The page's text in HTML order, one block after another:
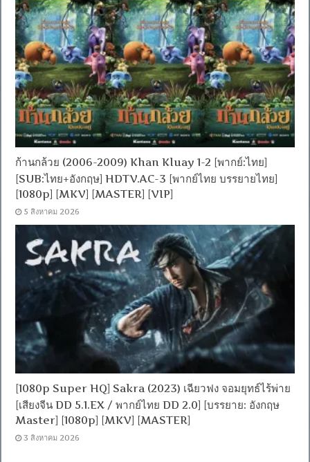
ก้านกล้วย (2006-2009) Khan Kluay 1-2 [พากย์:ไทย]
[SUB:ไทย+อังกฤษ] HDTV.AC-3 [พากย์ไทย บรรยายไทย]
[1080p] [MKV] [MASTER] [VIP]
5 สิงหาคม 2026
[1080p Super HQ] Sakra (2023) เฉียวฟง จอมยุทธ์ไร้พ่าย
[เสียงจีน DD 5.1.EX / พากย์ไทย DD 2.0] [บรรยาย: อังกฤษ
Master] [1080p] [MKV] [MASTER]
3 สิงหาคม 2026